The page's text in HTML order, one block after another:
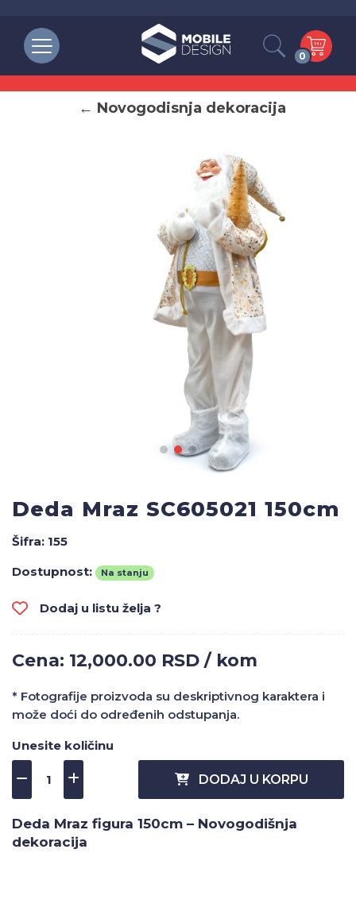
0
← Novogodisnja dekoracija
Deda Mraz SC605021 150cm
Šifra: 155
Dostupnost:
Na stanju
Dodaj u listu želja ?
Cena: 12,000.00 RSD / kom
* Fotografije proizvoda su deskriptivnog karaktera i
može doći do određenih odstupanja.
Unesite količinu
DODAJ U KORPU
Deda Mraz figura 150cm – Novogodišnja
dekoracija